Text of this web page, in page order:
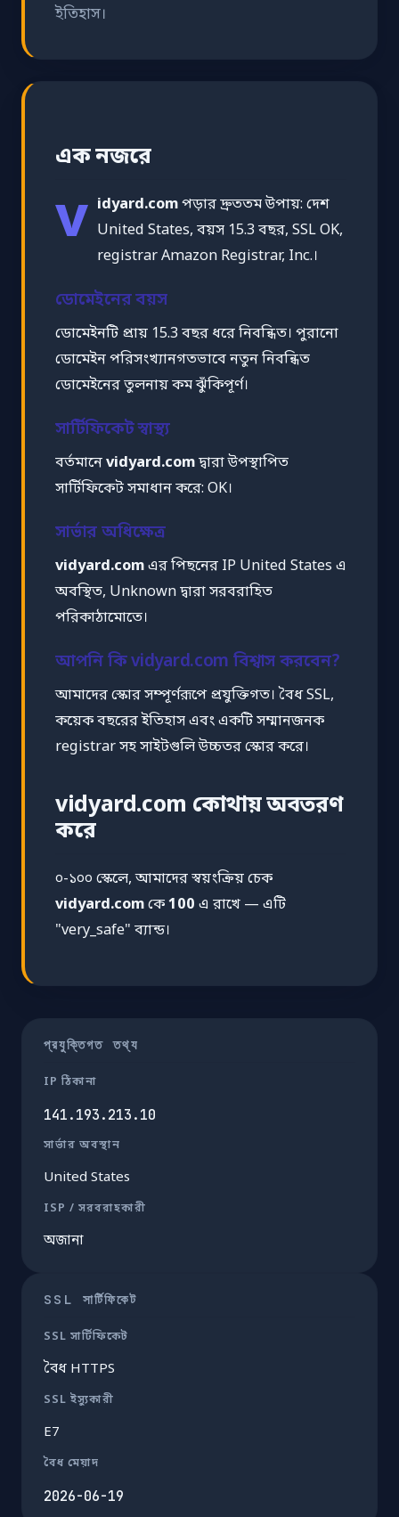
ইতিহাস।
এক নজরে
v idyard.comপড়ার দ্রুততম উপায়: দেশ
United States, বয়স 15.3 বছর, SSL OK,
registrar Amazon Registrar, Inc.।
ডোমেইনের বয়স
ডোমেইনটি প্রায় 15.3 বছর ধরে নিবন্ধিত। পুরানো
ডোমেইন পরিসংখ্যানগতভাবে নতুন নিবন্ধিত
ডোমেইনের তুলনায় কম ঝুঁকিপূর্ণ।
সার্টিফিকেট স্বাস্থ্য
বর্তমানেvidyard.comদ্বারা উপস্থাপিত
সার্টিফিকেট সমাধান করে: OK।
সার্ভার অধিক্ষেত্র
vidyard.comএর পিছনের IP United States এ
অবস্থিত, Unknown দ্বারা সরবরাহিত
পরিকাঠামোতে।
আপনি কি vidyard.com বিশ্বাস করবেন?
আমাদের স্কোর সম্পূর্ণরূপে প্রযুক্তিগত। বৈধ SSL,
কয়েক বছরের ইতিহাস এবং একটি সম্মানজনক
registrar সহ সাইটগুলি উচ্চতর স্কোর করে।
vidyard.com কোথায় অবতরণ
করে
০-১০০ স্কেলে, আমাদের স্বয়ংক্রিয় চেক
vidyard.comকে100 এ রাখে — এটি
"very_safe" ব্যান্ড।
প্রযুক্তিগত তথ্য
IP ঠিকানা
141.193.213.10
সার্ভার অবস্থান
United States
ISP / সরবরাহকারী
অজানা
SSL সার্টিফিকেট
SSL সার্টিফিকেট
বৈধ HTTPS
SSL ইস্যুকারী
E7
বৈধ মেয়াদ
2026-06-19